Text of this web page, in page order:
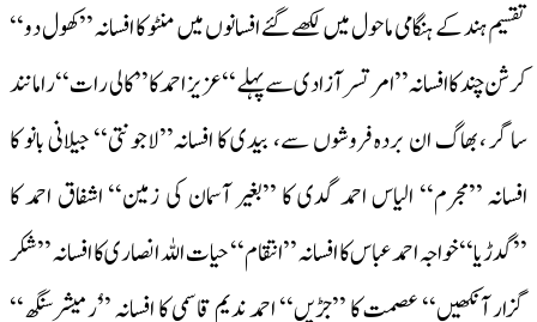
تقسیم ہند کے ہنگامی ماحول میں لکھے گئے افسانوں میں منٹو کا افسانہ ’’کھول دو‘‘
کرشن چند کا افسانہ ’’امرتسر آزادی سے پہلے‘‘ عزیز احمد کا ’’کالی رات‘‘ رامانند
ساگر ، بھاگ ان بردہ فروشوں سے، بیدی کا افسانہ’’لاجونتی‘‘ جیلانی بانو کا
افسانہ ’’مجرم‘‘ الیاس احمد گدی کا ’’بغیر آسمان کی زمین‘‘ اشفاق احمد کا
’’گدڑیا‘‘خواجہ احمد عباس کا افسانہ ’’انتقام‘‘ حیات اللہ انصاری کا افسانہ ’’شکر
گزار آنکھیں‘‘ عصمت کا ’’جڑیں‘‘ احمد ندیم قاسمی کا افسانہ ’’ُرمیشرسنگھ‘‘